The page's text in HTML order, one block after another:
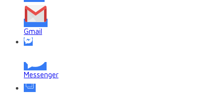
Gmail
Messenger